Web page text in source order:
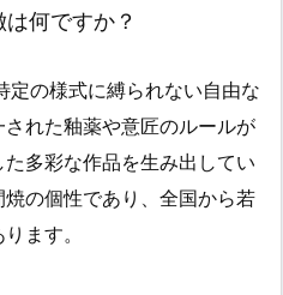
何ですか？
定の様式に縛られない自由な
れた釉薬や意匠のルールが
多彩な作品を生み出してい
の個性であり、全国から若
ます。